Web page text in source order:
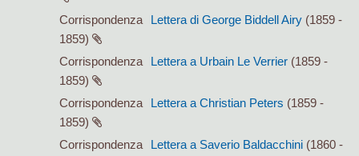
Corrispondenza Lettera di George Biddell Airy (1859 -
1859)
Corrispondenza
Lettera a Urbain Le Verrier (1859 -
1859)
Corrispondenza
Lettera a Christian Peters (1859 -
1859)
Corrispondenza
Lettera a Saverio Baldacchini (1860 -